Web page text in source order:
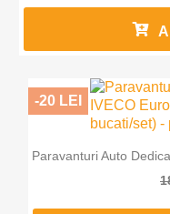
Paravanturi Auto
-20 LEI
Trebuie sa fi logat in
Anuleaza